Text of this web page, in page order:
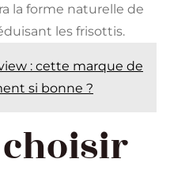
la forme naturelle de
les frisottis.
: cette marque de
si bonne ?